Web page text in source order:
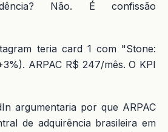
Não. É confissão
teria card 1 com "Stone:
ARPAC R$ 247/mês. O KPI
argumentaria por que ARPAC
de adquirência brasileira em